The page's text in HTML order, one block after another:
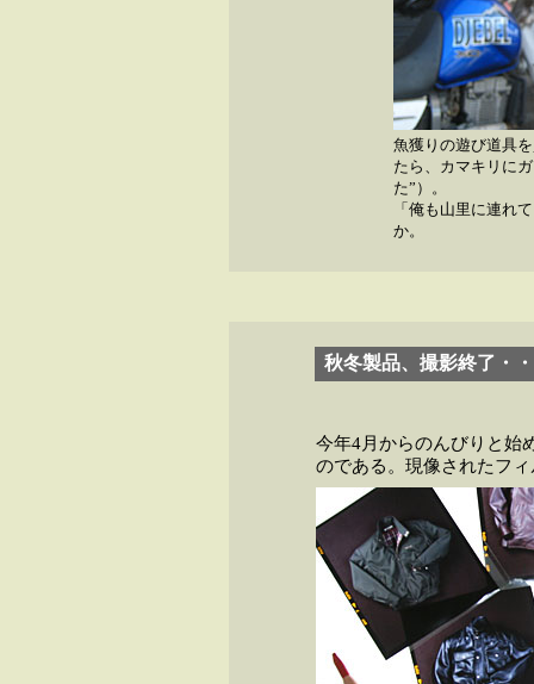
魚獲りの遊び道具
たら、カマキリに
た”）。
「俺も山里に連れ
か。
秋冬製品、撮影終了・
今年4月からのんびりと始
のである。現像されたフ